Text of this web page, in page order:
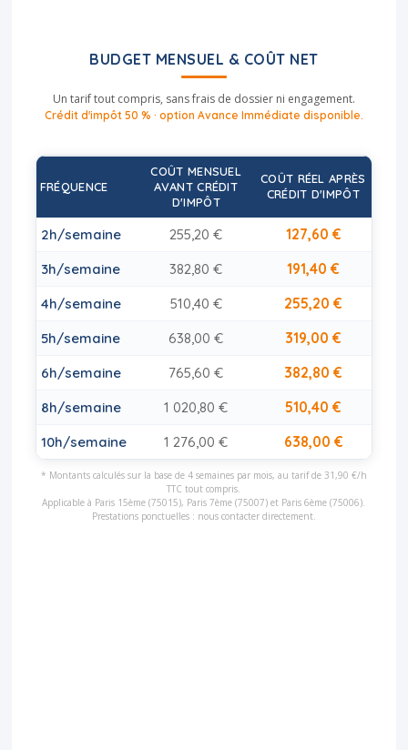
BUDGET MENSUEL & COÛT NET
Un tarif tout compris, sans frais de dossier ni engagement.
Crédit d'impôt 50 % · option Avance Immédiate disponible.
FRÉQUENCE
COÛT MENSUEL
AVANT CRÉDIT
D'IMPÔT
COÛT RÉEL APRÈS
CRÉDIT D'IMPÔT
2h/semaine 255,20 € 127,60 €
3h/semaine 382,80 € 191,40 €
4h/semaine 510,40 € 255,20 €
5h/semaine 638,00 € 319,00 €
6h/semaine 765,60 € 382,80 €
8h/semaine 1 020,80 € 510,40 €
10h/semaine 1 276,00 € 638,00 €
* Montants calculés sur la base de 4 semaines par mois, au tarif de 31,90 €/h
TTC tout compris.
Applicable à Paris 15ème (75015), Paris 7ème (75007) et Paris 6ème (75006).
Prestations ponctuelles : nous contacter directement.